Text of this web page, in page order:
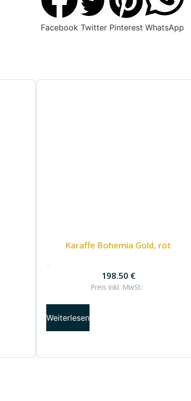
Facebook Twitter Pinterest WhatsApp
Karaffe Bohemia Gold, rot
198.50 €
198.50 €
Preis inkl. MwSt.
Weiterlesen